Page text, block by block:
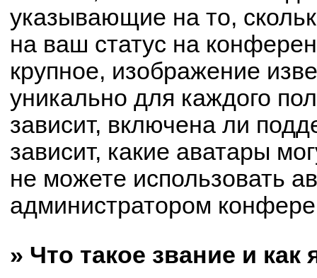
указывающие на то,
на ваш статус на
крупное, изображение
уникально для каждого
зависит, включена ли
зависит, какие аватары
не можете использовать
администратором
» Что такое звание и как